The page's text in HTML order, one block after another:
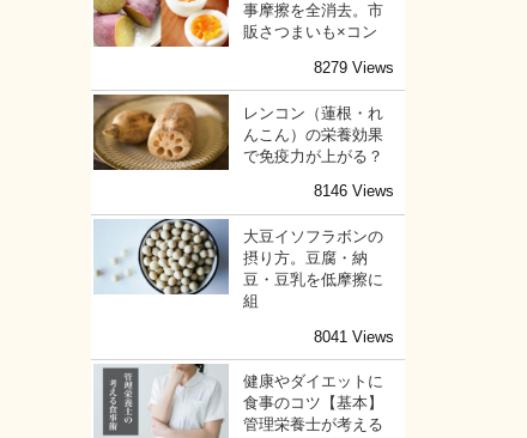
事摩擦を全消去。市
販さつまいも×コン
8279 Views
レンコン（蓮根・れ
んこん）の栄養効果
で免疫力が上がる？
8146 Views
大豆イソフラボンの
摂り方。豆腐・納
豆・豆乳を低摩擦に
組
8041 Views
健康やダイエットに
食事のコツ【基本】
管理栄養士が考える